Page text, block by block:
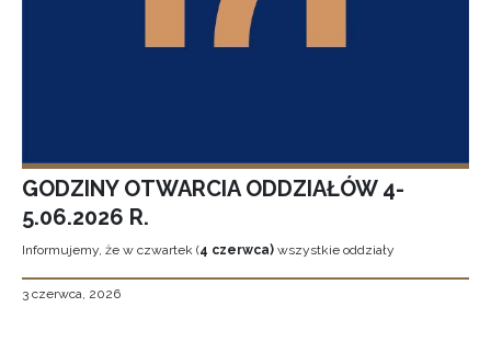
GODZINY OTWARCIA ODDZIAŁÓW 4-
5.06.2026 R.
Informujemy, że w czwartek (4 czerwca) wszystkie oddziały
3 czerwca, 2026